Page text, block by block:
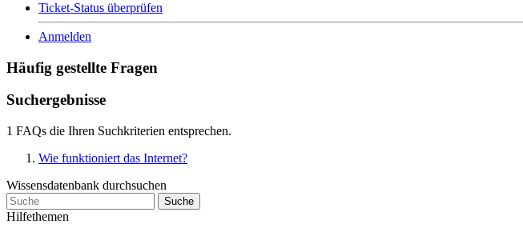
Ticket-Status überprüfen
Anmelden
Häufig gestellte Fragen
Suchergebnisse
1 FAQs die Ihren Suchkriterien entsprechen.
Wie funktioniert das Internet?
Wissensdatenbank durchsuchen
Hilfethemen